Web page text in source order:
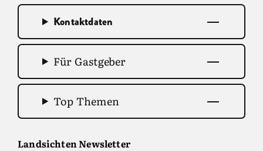
Kontaktdaten
Für Gastgeber
Top Themen
Landsichten Newsletter